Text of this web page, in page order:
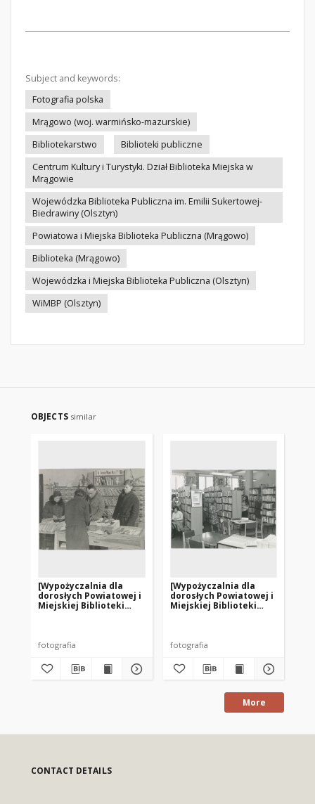
Subject and keywords:
Fotografia polska
Mrągowo (woj. warmińsko-mazurskie)
Bibliotekarstwo
Biblioteki publiczne
Centrum Kultury i Turystyki. Dział Biblioteka Miejska w
Mrągowie
Wojewódzka Biblioteka Publiczna im. Emilii Sukertowej-
Biedrawiny (Olsztyn)
Powiatowa i Miejska Biblioteka Publiczna (Mrągowo)
Biblioteka (Mrągowo)
Wojewódzka i Miejska Biblioteka Publiczna (Olsztyn)
WiMBP (Olsztyn)
OBJECTS similar
[Wypożyczalnia dla
dorosłych Powiatowej i
Miejskiej Biblioteki
fotografia
[Wypożyczalnia dla
dorosłych Powiatowej i
Miejskiej Biblioteki
fotografia
More
CONTACT DETAILS